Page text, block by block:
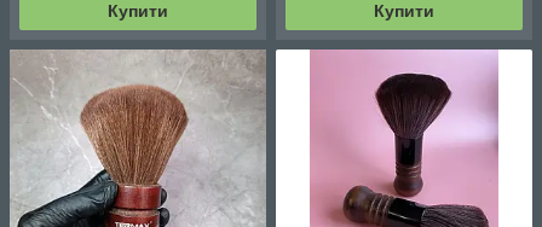
Купити Купити